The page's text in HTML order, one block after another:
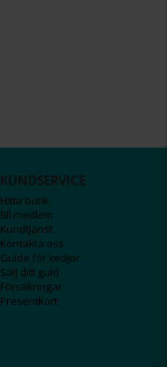
KUNDSERVICE
Hitta butik
Bli medlem
Kundtjänst
Kontakta oss
Guide för kedjor
Sälj ditt guld
Försäkringar
Presentkort